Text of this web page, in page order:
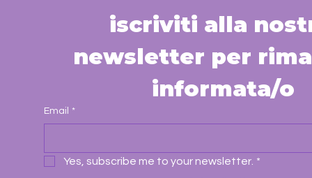
iscriviti alla
newsletter per
informata/o
Email *
Yes, subscribe me to your newsletter. *